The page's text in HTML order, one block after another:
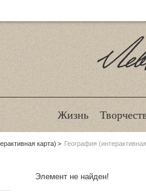
Жизнь
карта) География
Элемент не найден!